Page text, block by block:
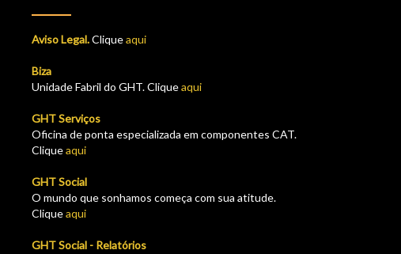
Aviso Legal.Cliqueaqui
Biza
Unidade Fabril do GHT. Cliqueaqui
GHT Serviços
Oficina de ponta especializada em componentes CAT.
Cliqueaqui
GHT Social
O mundo que sonhamos começa com sua atitude.
Cliqueaqui
GHT Social - Relatórios